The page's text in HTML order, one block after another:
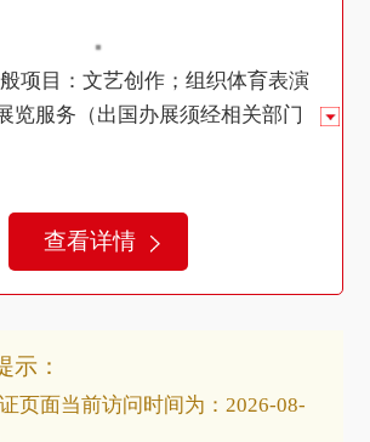
项目：文艺创作；组织体育表演
览服务（出国办展须经相关部门
拓展活动及策划；市场营销策
务；租赁服务（不含许可类租赁
理服务；科普宣传服务；教育咨
务、技术开发、技术咨询、技术
模型及教具销售；办公用品销
查看详情
示：
页面当前访问时间为：2026-08-